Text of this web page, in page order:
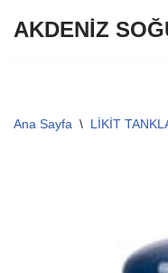
AKDENİZ
Ana Sayfa \ LİKİT